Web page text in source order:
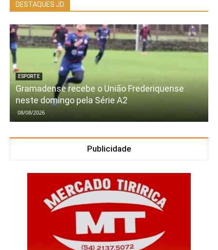
DESTAQUES JD
ESPORTE
Gramadense recebe o União Frederiquense
neste domingo pela Série A2
08/08/2026
Publicidade